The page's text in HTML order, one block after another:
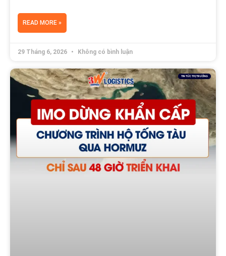
READ MORE »
29 Tháng 6, 2026 Không có bình luận
TIN TỨC THỊ TRƯỜNG